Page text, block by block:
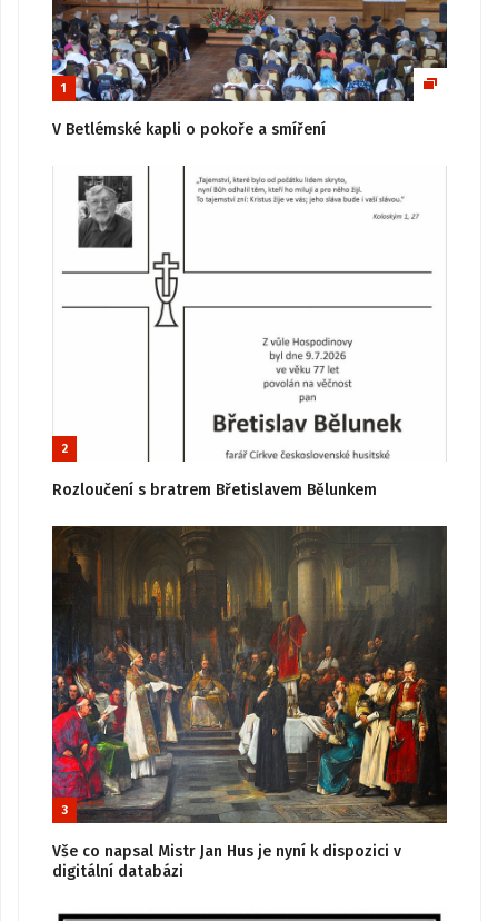
1
V Betlémské kapli o pokoře a smíření
2
Rozloučení s bratrem Břetislavem Bělunkem
3
Vše co napsal Mistr Jan Hus je nyní k dispozici v
digitální databázi